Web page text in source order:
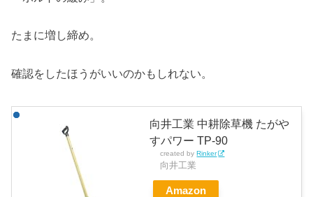
たまに増し締め。
確認をしたほうがいいのかもしれない。
向井工業 中耕除草機 たがや
すパワー TP-90
created byRinker
向井工業
Amazon